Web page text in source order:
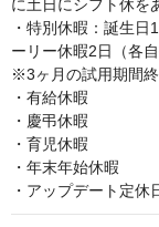
に土日にシフト休を
・特別休暇：誕生
ーリー休暇2日（各自
※3ヶ月の試用期間
・有給休暇
・慶弔休暇
・育児休暇
・年末年始休暇
・アップデート定休